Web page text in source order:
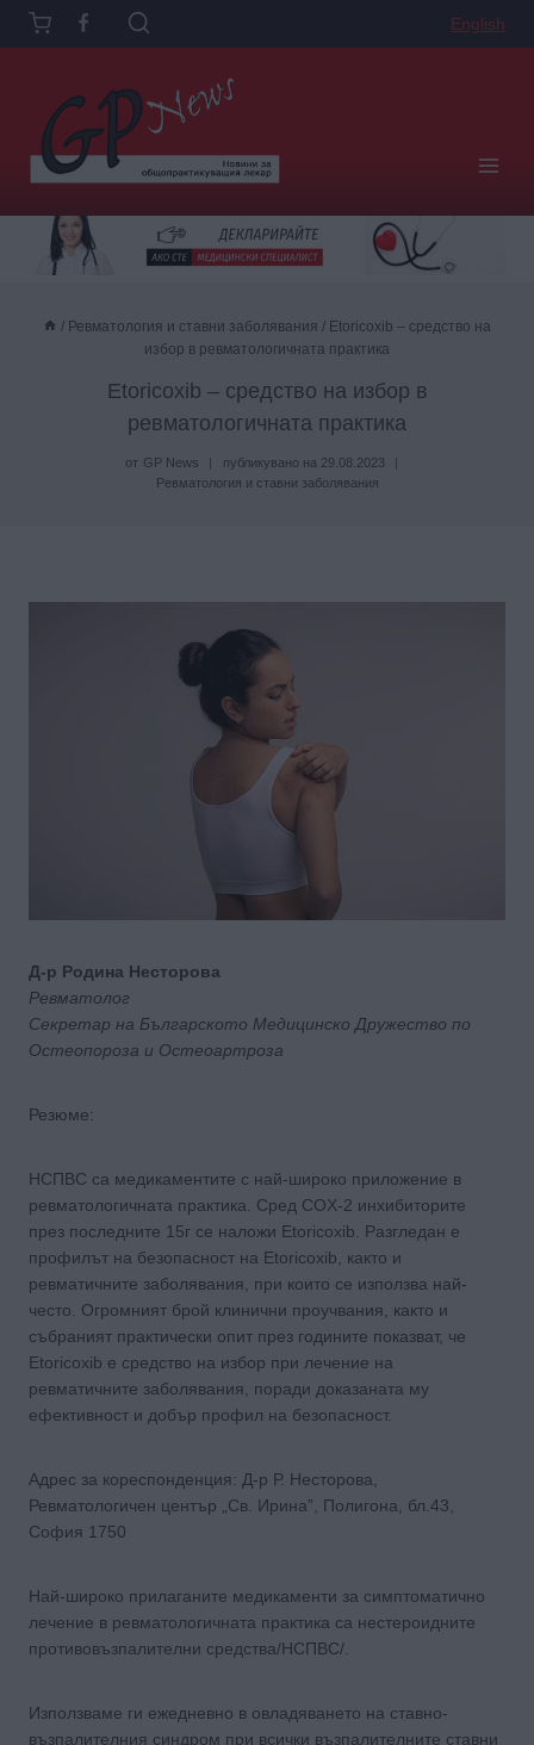
Към
съдържанието
English
/ Ревматология и ставни заболявания / Etoricoxib – средство на
избор в ревматологичната практика
Etoricoxib – средство на избор в
ревматологичната практика
от GP News публикувано на 29.08.2023
Ревматология и ставни заболявания
Д-р Родина Несторова
Ревматолог
Секретар на Българското Медицинско Дружество по
Остеопороза и Остеоартроза
Резюме:
НСПВС са медикаментите с най-широко приложение в
ревматологичната практика. Сред COX-2 инхибиторите
през последните 15г се наложи Etoricoxib. Разгледан е
профилът на безопасност на Etoricoxib, както и
ревматичните заболявания, при които се използва най-
често. Огромният брой клинични проучвания, както и
събраният практически опит през годините показват, че
Etoricoxib е средство на избор при лечение на
ревматичните заболявания, поради доказаната му
ефективност и добър профил на безопасност.
Адрес за кореспонденция: Д-р Р. Несторова,
Ревматологичен център „Св. Ирина”, Полигона, бл.43,
София 1750
Най-широко прилаганите медикаменти за симптоматично
лечение в ревматологичната практика са нестероидните
противовъзпалителни средства/НСПВС/.
Използваме ги ежедневно в овладяването на ставно-
възпалителния синдром при всички възпалителните ставни